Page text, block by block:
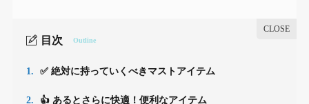
目次 Outline
1. ✅ 絶対に持っていくべきマストアイテム
2. 👍 あるとさらに快適！便利なアイテム